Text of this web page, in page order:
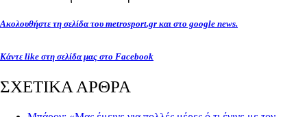
Ακολουθήστε τη σελίδα του metrosport.gr και στο google news.
Κάντε like στη σελίδα μας στο Facebook
ΣΧΕΤΙΚΑ ΑΡΘΡΑ